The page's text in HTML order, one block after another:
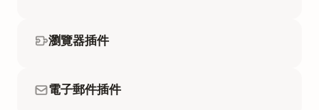
瀏覽器插件
電子郵件插件